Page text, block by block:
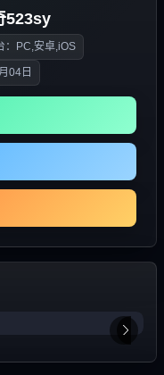
523sy
：PC,安卓,iOS
04日